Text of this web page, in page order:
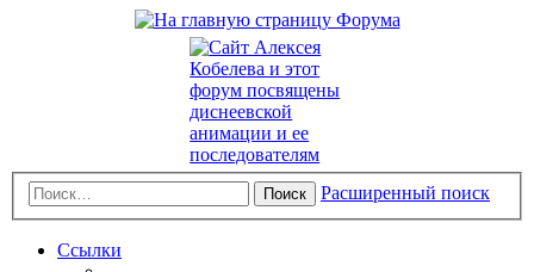
Поиск Расширенный поиск
Ссылки